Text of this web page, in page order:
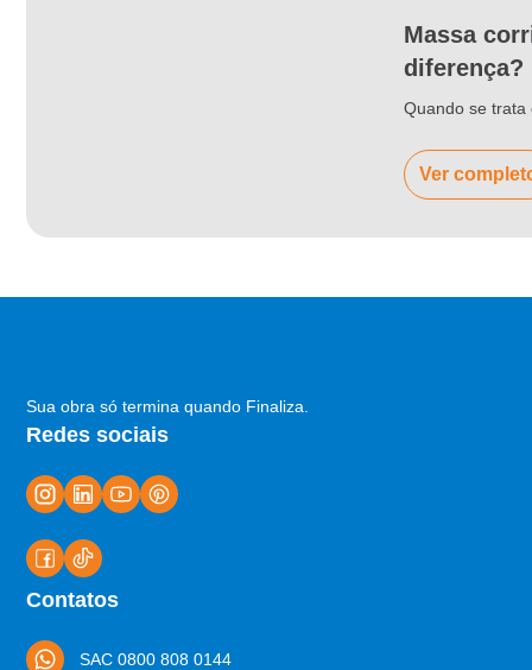
Massa
diferença?
Quando se trata
Ver
Sua obra só termina quando Finaliza.
Redes sociais
Contatos
SAC 0800 808 0144